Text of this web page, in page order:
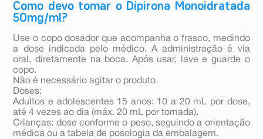
Como devo tomar o Dipirona Monoidratada
50mg/ml?
Use o copo dosador que acompanha o frasco, medindo
a dose indicada pelo médico. A administração é via
oral, diretamente na boca. Após usar, lave e guarde o
copo.
Não é necessário agitar o produto.
Doses:
Adultos e adolescentes 15 anos: 10 a 20 mL por dose,
até 4 vezes ao dia (máx. 20 mL por tomada).
Crianças: dose conforme o peso, seguindo a orientação
médica ou a tabela de posologia da embalagem.